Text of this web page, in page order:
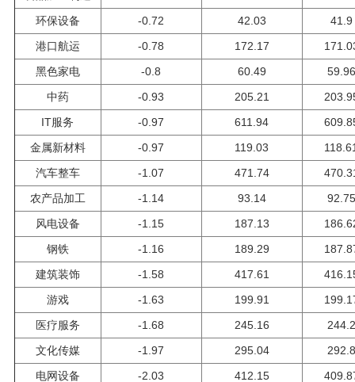
环保设备
-0.72 42.03
41.9
港口航运
-0.78 172.17
黑色家电
-0.8 60.49
59.96
中药
-0.93 205.21
IT服务
-0.97 611.94
金属新材料
-0.97 119.03
汽车整车
-1.07 471.74
农产品加工
-1.14 93.14
92.75
风电设备
-1.15 187.13
钢铁
-1.16 189.29
建筑装饰
-1.58 417.61
游戏
-1.63 199.91
医疗服务
-1.68 245.16
244.2
文化传媒
-1.97 295.04
292.8
电网设备
-2.03 412.15